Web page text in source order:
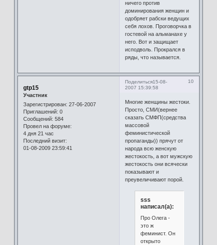
ничего против
доминирования женщин и
одобряет рабски ведущих
себя лохов. Проговорчка в
гостевой на альманахе у
него. Вот и защищает
исподволь. Прокрался в
ряды, что называется.
Поделиться 10
15-08-
2007 15:39:58
gtp15
Участник
Зарегистрирован: 27-06-2007
Приглашений: 0
Сообщений: 584
Провел на форуме:
4 дня 21 час
Последний визит:
01-08-2009 23:59:41
Многие женщины жестоки.
Просто, СМИ(вернее
сказать СМФП(средства
массовой
феминистической
пропаганды)) прячут от
народа всю женскую
жестокость, а вот мужскую
жестокость они всячески
показывают и
преувеличивают порой.
sss
написал(а):
Про Олега -
это ж
феминист. Он
открыто